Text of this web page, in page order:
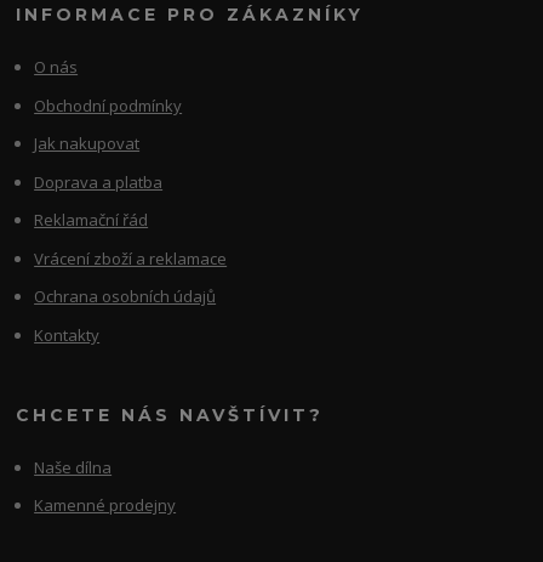
INFORMACE PRO ZÁKAZNÍKY
O nás
Obchodní podmínky
Jak nakupovat
Doprava a platba
Reklamační řád
Vrácení zboží a reklamace
Ochrana osobních údajů
Kontakty
CHCETE NÁS NAVŠTÍVIT?
Naše dílna
Kamenné prodejny